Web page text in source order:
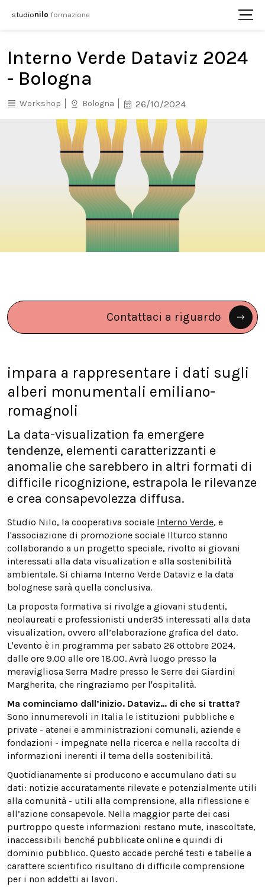
studionilo formazione
Interno Verde Dataviz 2024
- Bologna
Workshop Bologna 26/10/2024
Contattaci a riguardo
impara a rappresentare i dati sugli
alberi monumentali emiliano-
romagnoli
La data-visualization fa emergere
tendenze, elementi caratterizzanti e
anomalie che sarebbero in altri formati di
difficile ricognizione, estrapola le rilevanze
e crea consapevolezza diffusa.
Studio Nilo, la cooperativa sociale Interno Verde, e
l'associazione di promozione sociale Ilturco stanno
collaborando a un progetto speciale, rivolto ai giovani
interessati alla data visualization e alla sostenibilità
ambientale. Si chiama Interno Verde Dataviz e la data
bolognese sarà quella conclusiva.
La proposta formativa si rivolge a giovani studenti,
neolaureati e professionisti under35 interessati alla data
visualization, ovvero all’elaborazione grafica del dato.
L'evento è in programma per sabato 26 ottobre 2024,
dalle ore 9.00 alle ore 18.00. Avrà luogo presso la
meravigliosa Serra Madre presso le Serre dei Giardini
Margherita, che ringraziamo per l'ospitalità.
Ma cominciamo dall’inizio. Dataviz… di che si tratta?
Sono innumerevoli in Italia le istituzioni pubbliche e
private - atenei e amministrazioni comunali, aziende e
fondazioni - impegnate nella ricerca e nella raccolta di
informazioni inerenti il tema della sostenibilità.
Quotidianamente si producono e accumulano dati su
dati: notizie accuratamente rilevate e potenzialmente utili
alla comunità - utili alla comprensione, alla riflessione e
all’azione consapevole. Nella maggior parte dei casi
purtroppo queste informazioni restano mute, inascoltate,
inaccessibili benché pubblicate online e quindi di
dominio pubblico. Questo accade perché testi e tabelle a
carattere scientifico risultano di difficile comprensione
per i non addetti ai lavori.